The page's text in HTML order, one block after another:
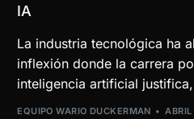
IA
La industria tecnológica ha
inflexión donde la carrera
inteligencia artificial
EQUIPO WARIO DUCKERMAN